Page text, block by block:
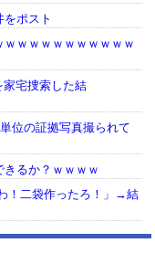
ポスト
ｗｗｗｗｗｗｗｗｗｗｗ
家宅捜索した結
位の証拠写真撮られて
きるか？ｗｗｗｗ
！二袋作ったろ！」→結
乱入 → スタッフが注意し